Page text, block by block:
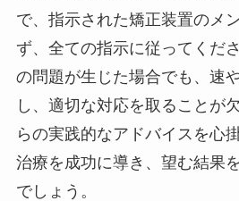
で、指示された矯正装置のメ
ず、全ての指示に従ってくだ
の問題が生じた場合でも、速
し、適切な対応を取ることが
らの実践的なアドバイスを心
治療を成功に導き、望む結果
でしょう。